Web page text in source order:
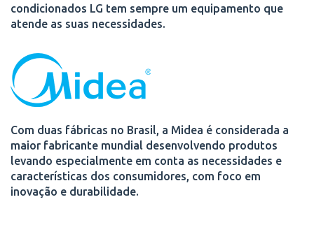
condicionados LG tem sempre um equipamento que
atende as suas necessidades.
Com duas fábricas no Brasil, a Midea é considerada a
maior fabricante mundial desenvolvendo produtos
levando especialmente em conta as necessidades e
características dos consumidores, com foco em
inovação e durabilidade.